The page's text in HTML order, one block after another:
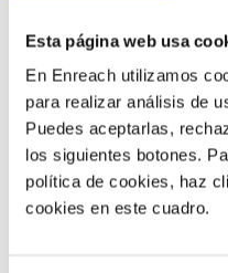
Esta página web usa
En Enreach utilizamos
para realizar análisis de
Puedes aceptarlas,
los siguientes botones.
política de cookies, haz
cookies en este cuadro.
9 métricas de
la satisfacción
11/06/2026